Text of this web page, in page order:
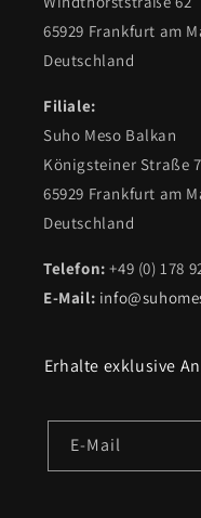
65929 Frankfurt am
Deutschland
Filiale:
Suho Meso Balkan
Königsteiner Straße
65929 Frankfurt am
Deutschland
Telefon: +49 (0) 178
E-Mail:
Erhalte exklusive
E-Mail